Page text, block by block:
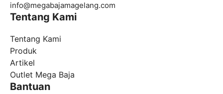
info@megabajamagelang.com
Tentang Kami
Tentang Kami
Produk
Artikel
Outlet Mega Baja
Bantuan